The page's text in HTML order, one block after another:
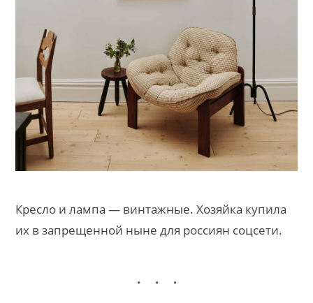
Кресло и лампа — винтажные. Хозяйка купила
их в запрещенной ныне для россиян соцсети.